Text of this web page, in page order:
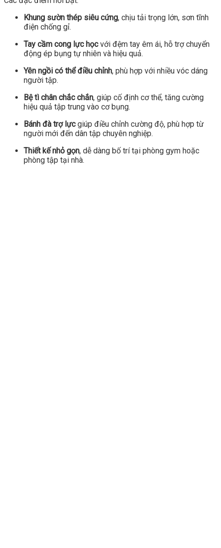
Khung sườn thép siêu cứng, chịu tải trọng lớn, sơn tĩnh
điện chống gỉ.
Tay cầm cong lực họcvới đệm tay êm ái, hỗ trợ chuyển
động ép bụng tự nhiên và hiệu quả.
Yên ngồi có thể điều chỉnh, phù hợp với nhiều vóc dáng
người tập.
Bệ tì chân chắc chắn, giúp cố định cơ thể, tăng cường
hiệu quả tập trung vào cơ bụng.
Bánh đà trợ lựcgiúp điều chỉnh cường độ, phù hợp từ
người mới đến dân tập chuyên nghiệp.
Thiết kế nhỏ gọn, dễ dàng bố trí tại phòng gym hoặc
phòng tập tại nhà.